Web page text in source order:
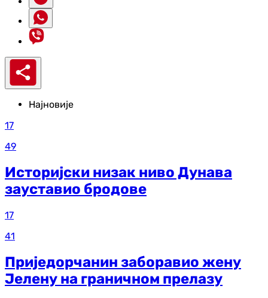
Најновије
17
49
Историјски низак ниво Дунава
зауставио бродове
17
41
Приједорчанин заборавио жену
Јелену на граничном прелазу